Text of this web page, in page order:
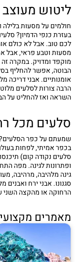
ליטוש מעוצב
חולמים על מסעות
בעזרת כנפי הדמיון?
לכם טוב. אבל לא כולם
מסעות וטבע פראי, אבל
מוקפד ומדויק. במקרה
הבוטה, אפשר להחליף
אומנותיים. אבני דריכה
הרבה צורות לסלעים
השראה ואז להחליט על
סלעים מכל
שמעתם על כפר הסלעים?
בכפר אמיתי, לפחות
סלעים נקודה קום)
ופתרונות לגינה. מפה
גינה מלהיבה, מרהיבה,
סגנונו. אבני ירח
הרחוקה או מהקצה השני
מאמרים